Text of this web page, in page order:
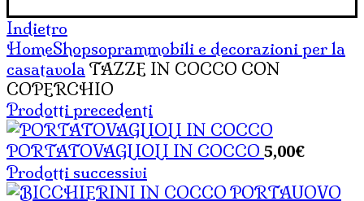
Indietro
HomeShopsoprammobili e decorazioni per la
casatavola TAZZE IN COCCO CON
COPERCHIO
Prodotti precedenti
PORTATOVAGLIOLI IN COCCO 5,00€
Prodotti successivi